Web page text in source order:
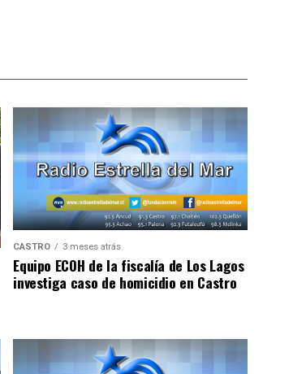
CASTRO 3 meses atrás
Equipo ECOH de la fiscalía de Los Lagos
investiga caso de homicidio en Castro